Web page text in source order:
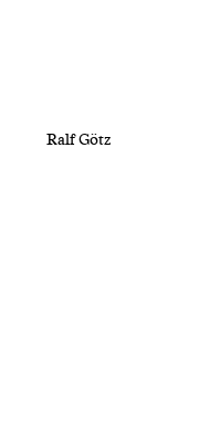
Ralf Götz